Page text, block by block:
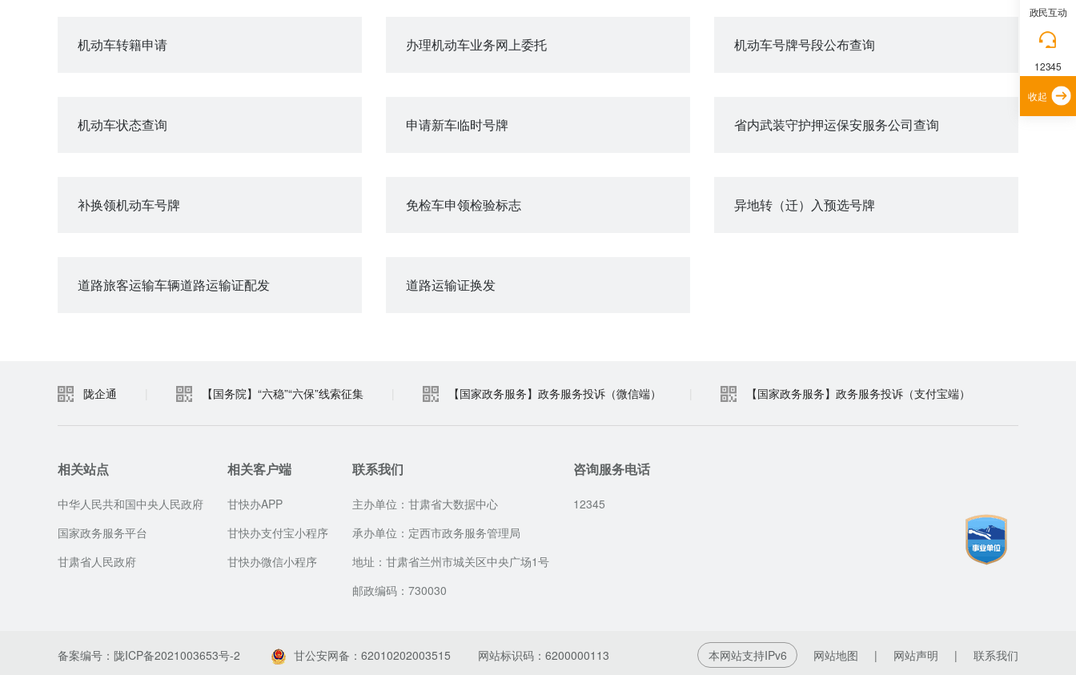
机动车转籍申请 办理机动车业务网上委托 机动车号牌号段公布查询
机动车状态查询 申请新车临时号牌 省内武装守护押运保安服务公司查询
补换领机动车号牌 免检车申领检验标志 异地转（迁）入预选号牌
道路旅客运输车辆道路运输证配发 道路运输证换发
陇企通 【国务院】“六稳”“六保”线索征集 【国家政务服务】政务服务投诉（微信端） 【国家政务服务】政务服务投诉（支付宝端）
相关站点
中华人民共和国中央人民政府
国家政务服务平台
甘肃省人民政府
相关客户端
甘快办APP
甘快办支付宝小程序
甘快办微信小程序
联系我们
主办单位：甘肃省大数据中心
承办单位：定西市政务服务管理局
地址：甘肃省兰州市城关区中央广场1号
邮政编码：730030
咨询服务电话
12345
备案编号：陇ICP备2021003653号-2 甘公安网备：62010202003515 网站标识码：6200000113 本网站支持IPv6 网站地图 | 网站声明 | 联系我们
政民互动
12345
收起